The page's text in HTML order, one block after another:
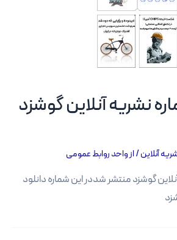
نشریه آنلاین گوشزد
آنلاین/ ازواحد روابط عمومی
گوشزد منتشر شددر این شماره دانلود